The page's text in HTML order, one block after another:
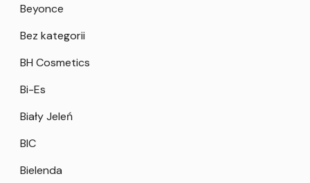
Beyonce
Bez kategorii
BH Cosmetics
Bi-Es
Biały Jeleń
BIC
Bielenda